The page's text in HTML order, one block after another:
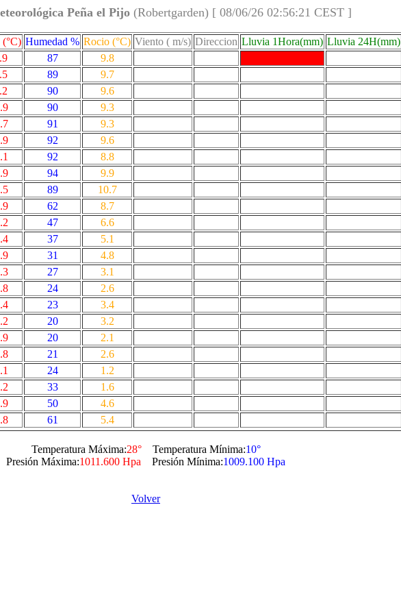
Peña el Pijo (Robertgarden) [ 08/06/26 02:56:21 CEST ]
(°C) Humedad % Rocio (°C) Viento ( m/s) Direccion Lluvia 1Hora(mm) Lluvia 24H(mm)
87 9.8
89 9.7
90 9.6
90 9.3
91 9.3
92 9.6
92 8.8
94 9.9
89 10.7
62 8.7
47 6.6
37 5.1
31 4.8
27 3.1
24 2.6
23 3.4
20 3.2
20 2.1
21 2.6
24 1.2
33 1.6
50 4.6
61 5.4
Temperatura Máxima:28°Temperatura Mínima:10°
Presión Máxima:1011.600 Hpa Presión Mínima:1009.100 Hpa
Volver